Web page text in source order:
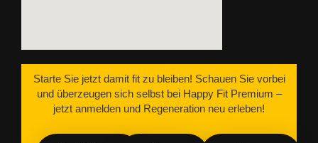
Starte Sie jetzt damit fit zu bleiben! Schauen Sie vorbei
und überzeugen sich selbst bei Happy Fit Premium –
jetzt anmelden und Regeneration neu erleben!